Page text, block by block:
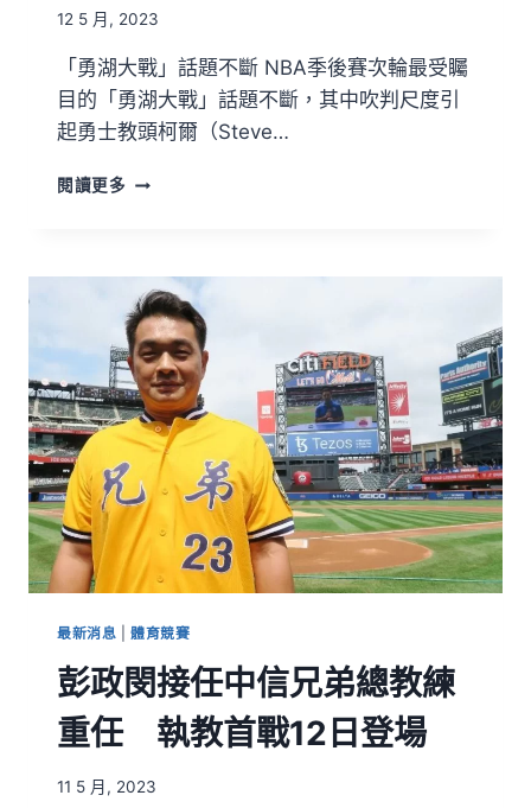
12 5 月, 2023
「勇湖大戰」話題不斷 NBA季後賽次輪最受矚
目的「勇湖大戰」話題不斷，其中吹判尺度引
起勇士教頭柯爾（Steve…
閱讀更多
最新消息 |體育競賽
彭政閔接任中信兄弟總教練
重任 執教首戰12日登場
11 5 月, 2023